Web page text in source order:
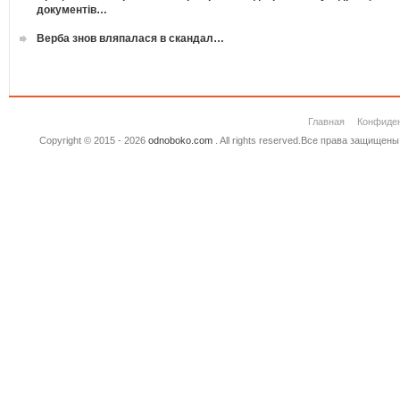
документів…
Верба знов вляпалася в скандал…
Главная
Copyright © 2015 - 2026 odnoboko.com. All rights reserved.Все права защищены.